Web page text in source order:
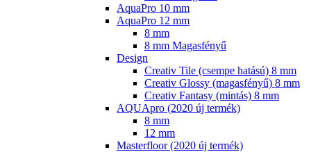
AquaPro 10 mm
AquaPro 12 mm
8 mm
8 mm Magasfényű
Design
Creativ Tile (csempe hatású) 8 mm
Creativ Glossy (magasfényű) 8 mm
Creativ Fantasy (mintás) 8 mm
AQUApro (2020 új termék)
8 mm
12 mm
Masterfloor (2020 új termék)